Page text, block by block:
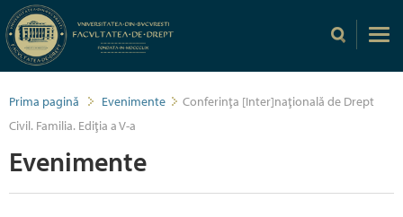
Prima pagină Evenimente
Conferinţa [Inter]naţională de Drept
Civil. Familia. Ediţia a V-a
Evenimente